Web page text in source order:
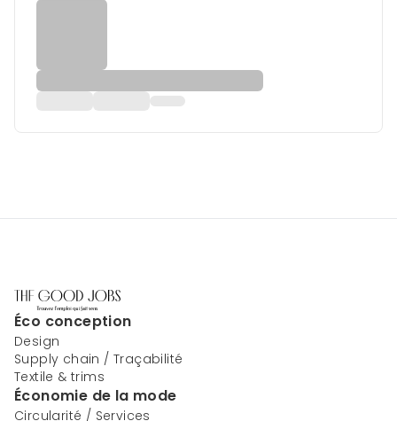
Éco conception
Design
Supply chain / Traçabilité
Textile & trims
Économie de la mode
Circularité / Services